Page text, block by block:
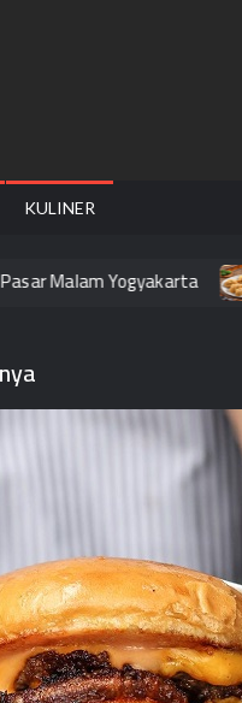
KULINER
Malam Yogyakarta